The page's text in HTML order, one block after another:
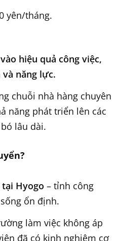
yên/tháng.
hiệu quả công việc,
năng lực.
chuỗi nhà hàng chuyên
năng phát triển lên các
lâu dài.
Hyogo – tỉnh công
ổn định.
làm việc không áp
đã có kinh nghiệm cơ